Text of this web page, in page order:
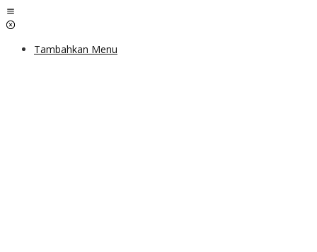
Lewati
ke
Tambahkan Menu